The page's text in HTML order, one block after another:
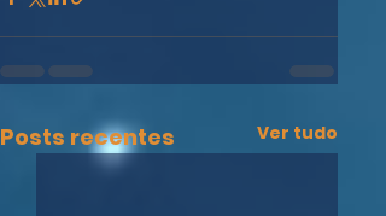
Posts recentes Ver tudo